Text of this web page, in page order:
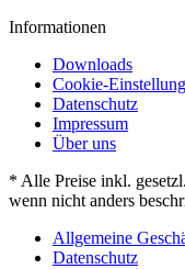
Informationen
Downloads
Cookie-
Datenschutz
Impressum
Über uns
* Alle Preise inkl.
wenn nicht anders
Allgemeine
Datenschutz